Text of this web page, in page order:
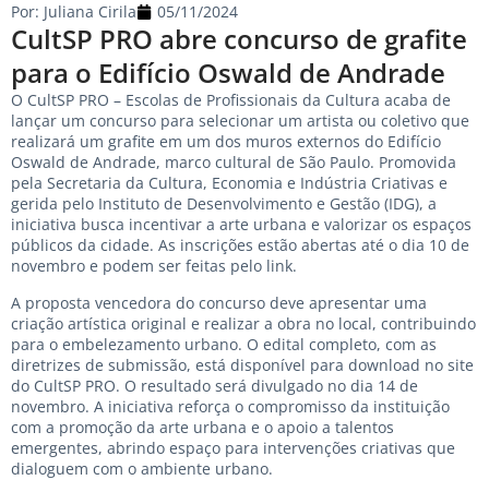
CultSP PRO abre concurso de grafite
para o Edifício Oswald de Andrade
Por: Juliana Cirila 05/11/2024
O CultSP PRO – Escolas de Profissionais da Cultura acaba de
lançar um concurso para selecionar um artista ou coletivo que
realizará um grafite em um dos muros externos do Edifício
Oswald de Andrade, marco cultural de São Paulo. Promovida
pela Secretaria da Cultura, Economia e Indústria Criativas e
gerida pelo Instituto de Desenvolvimento e Gestão (IDG), a
iniciativa busca incentivar a arte urbana e valorizar os espaços
públicos da cidade. As inscrições estão abertas até o dia 10 de
novembro e podem ser feitas pelo link.
A proposta vencedora do concurso deve apresentar uma
criação artística original e realizar a obra no local, contribuindo
para o embelezamento urbano. O edital completo, com as
diretrizes de submissão, está disponível para download no site
do CultSP PRO. O resultado será divulgado no dia 14 de
novembro. A iniciativa reforça o compromisso da instituição
com a promoção da arte urbana e o apoio a talentos
emergentes, abrindo espaço para intervenções criativas que
dialoguem com o ambiente urbano.